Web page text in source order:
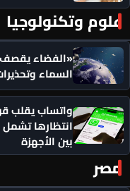
علوم وتكنولوجيا
«الفضاء
السماء
انتظارها
بين الأجهزة
مصر